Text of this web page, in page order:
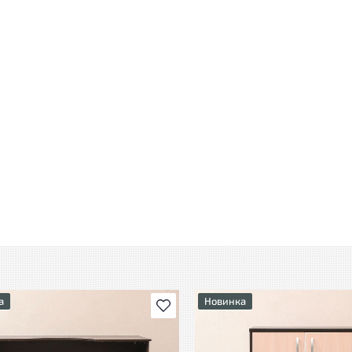
В избранноеНовинка